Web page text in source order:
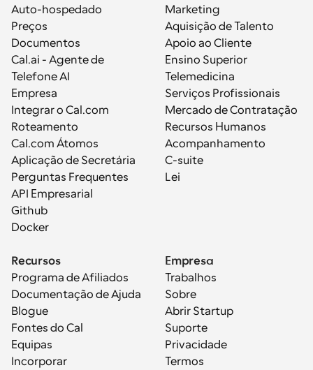
Auto-hospedado
Preços
Documentos
Cal.ai - Agente de
Telefone AI
Empresa
Integrar o Cal.com
Roteamento
Cal.com Átomos
Aplicação de Secretária
Perguntas Frequentes
API Empresarial
Github
Docker
Marketing
Aquisição de Talento
Apoio ao Cliente
Ensino Superior
Telemedicina
Serviços Profissionais
Mercado de Contratação
Recursos Humanos
Acompanhamento
C-suite
Lei
Recursos
Programa de Afiliados
Documentação de Ajuda
Blogue
Fontes do Cal
Equipas
Incorporar
Empresa
Trabalhos
Sobre
Abrir Startup
Suporte
Privacidade
Termos